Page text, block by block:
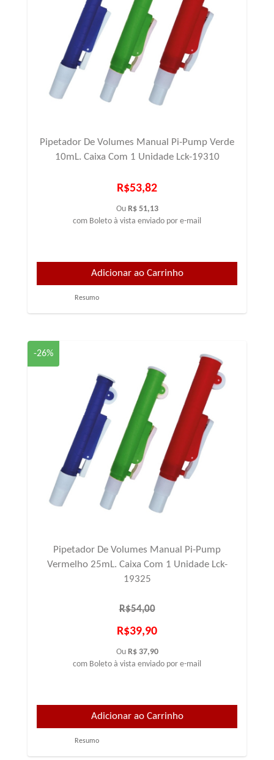
Pipetador De Volumes Manual Pi-Pump Verde
10mL. Caixa Com 1 Unidade Lck-19310
R$53,82
Ou R$ 51,13
com Boleto à vista enviado por e-mail
Resumo
-26%
Pipetador De Volumes Manual Pi-Pump
Vermelho 25mL. Caixa Com 1 Unidade Lck-
19325
R$54,00
R$39,90
Ou R$ 37,90
com Boleto à vista enviado por e-mail
Resumo